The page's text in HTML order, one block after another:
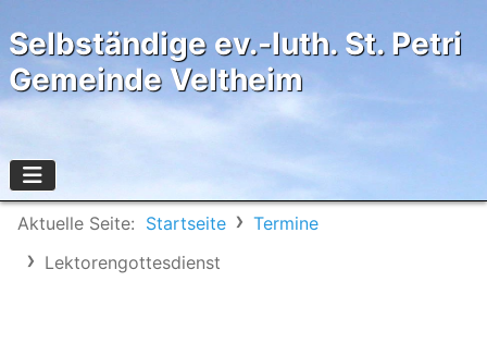
Selbständige ev.-luth. St. Petri
Gemeinde Veltheim
Aktuelle Seite: Startseite
Termine
Lektorengottesdienst